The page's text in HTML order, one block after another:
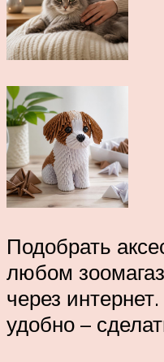
Подобрать
любом
через
удобно –